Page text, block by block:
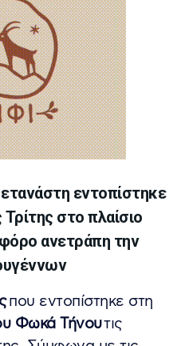
εντοπίστηκε
στο πλαίσιο
ανετράπη την
που εντοπίστηκε στη
Φωκά Τήνουτις